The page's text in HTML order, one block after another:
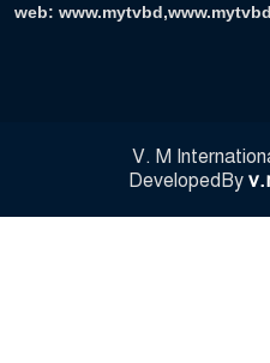
web:
V. M
DevelopedBy